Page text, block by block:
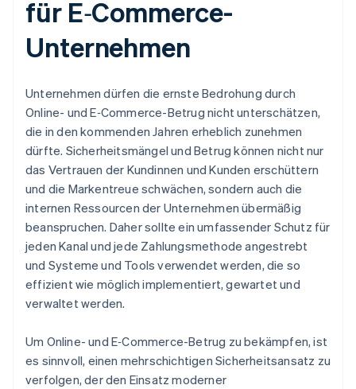
für E‑Commerce-
Unternehmen
Unternehmen dürfen die ernste Bedrohung durch
Online- und E‑Commerce-Betrug nicht unterschätzen,
die in den kommenden Jahren erheblich zunehmen
dürfte. Sicherheitsmängel und Betrug können nicht nur
das Vertrauen der Kundinnen und Kunden erschüttern
und die Markentreue schwächen, sondern auch die
internen Ressourcen der Unternehmen übermäßig
beanspruchen. Daher sollte ein umfassender Schutz für
jeden Kanal und jede Zahlungsmethode angestrebt
und Systeme und Tools verwendet werden, die so
effizient wie möglich implementiert, gewartet und
verwaltet werden.
Um Online- und E‑Commerce-Betrug zu bekämpfen, ist
es sinnvoll, einen mehrschichtigen Sicherheitsansatz zu
verfolgen, der den Einsatz moderner